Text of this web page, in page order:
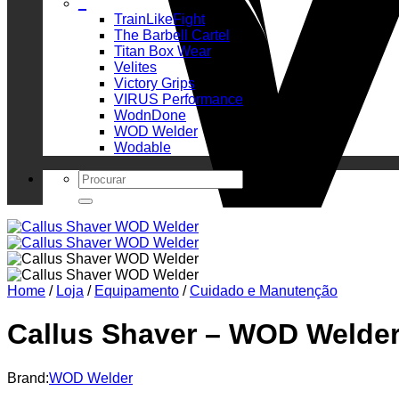
TrainLikeFight
The Barbell Cartel
Titan Box Wear
Velites
Victory Grips
VIRUS Performance
WodnDone
WOD Welder
Wodable
Search
for:
Home / Loja / Equipamento / Cuidado e Manutenção
Callus Shaver – WOD
Brand:WOD Welder